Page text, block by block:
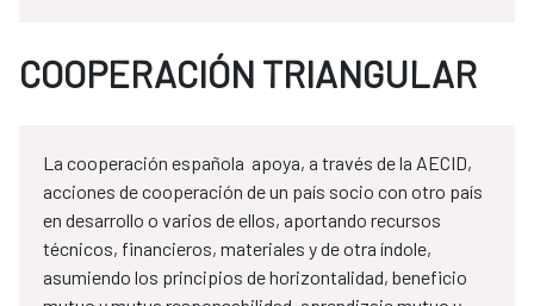
COOPERACIÓN TRIANGULAR
La cooperación española apoya, a través de la AECID,
acciones de cooperación de un país socio con otro país
en desarrollo o varios de ellos, aportando recursos
técnicos, financieros, materiales y de otra índole,
asumiendo los principios de horizontalidad, beneficio